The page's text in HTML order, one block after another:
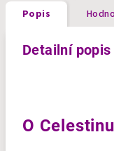
Popis
Detailní
O